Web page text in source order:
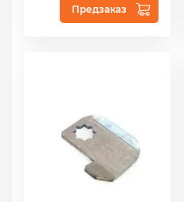
Предзаказ